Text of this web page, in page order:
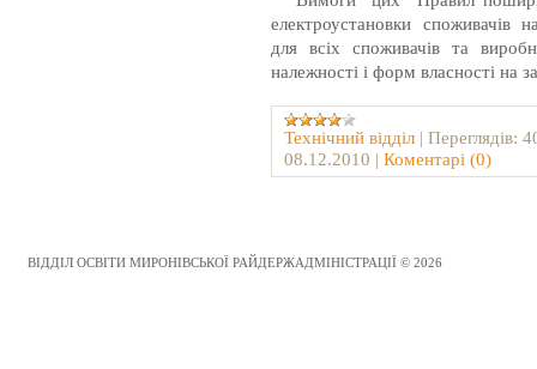
електроустановки споживачів
для всіх споживачів та
належності і форм власності на
Технічний відділ | Переглядів:
08.12.2010 | Коментарі (0)
ВІДДІЛ ОСВІТИ МИРОНІВСЬКОЇ РАЙДЕРЖАДМІНІСТРАЦІЇ © 2026